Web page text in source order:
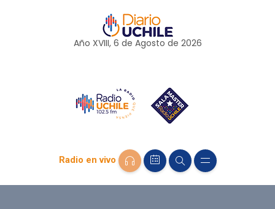
Año XVIII, 6 de Agosto de 2026
Radio en vivo